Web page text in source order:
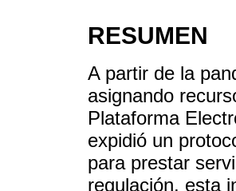
RESUMEN
A partir de la
asignando
Plataforma
expidió un
para prestar
regulación, esta